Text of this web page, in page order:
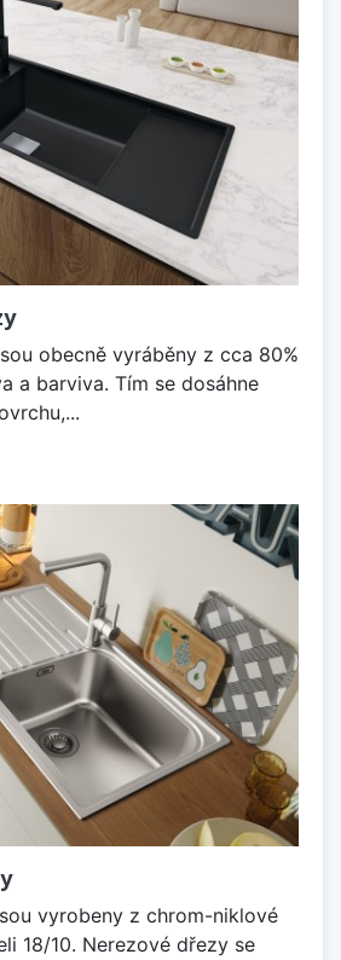
obecně vyráběny z cca 80%
a barviva. Tím se dosáhne
vyrobeny z chrom-niklové
18/10. Nerezové dřezy se